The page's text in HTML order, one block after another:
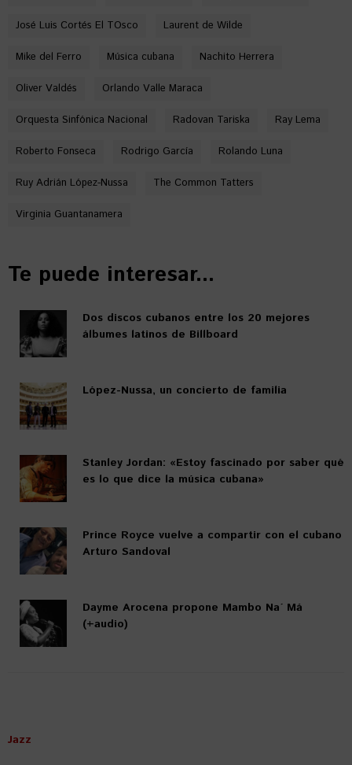
José Luis Cortés El TOsco Laurent de Wilde
Mike del Ferro Música cubana Nachito Herrera
Oliver Valdés Orlando Valle Maraca
Orquesta Sinfónica Nacional Radovan Tariska Ray Lema
Roberto Fonseca Rodrigo García Rolando Luna
Ruy Adrián López-Nussa The Common Tatters
Virginia Guantanamera
Te puede interesar...
Dos discos cubanos entre los 20 mejores
álbumes latinos de Billboard
López-Nussa, un concierto de familia
Stanley Jordan: «Estoy fascinado por saber qué
es lo que dice la música cubana»
Prince Royce vuelve a compartir con el cubano
Arturo Sandoval
Dayme Arocena propone Mambo Na´ Má
(+audio)
Jazz